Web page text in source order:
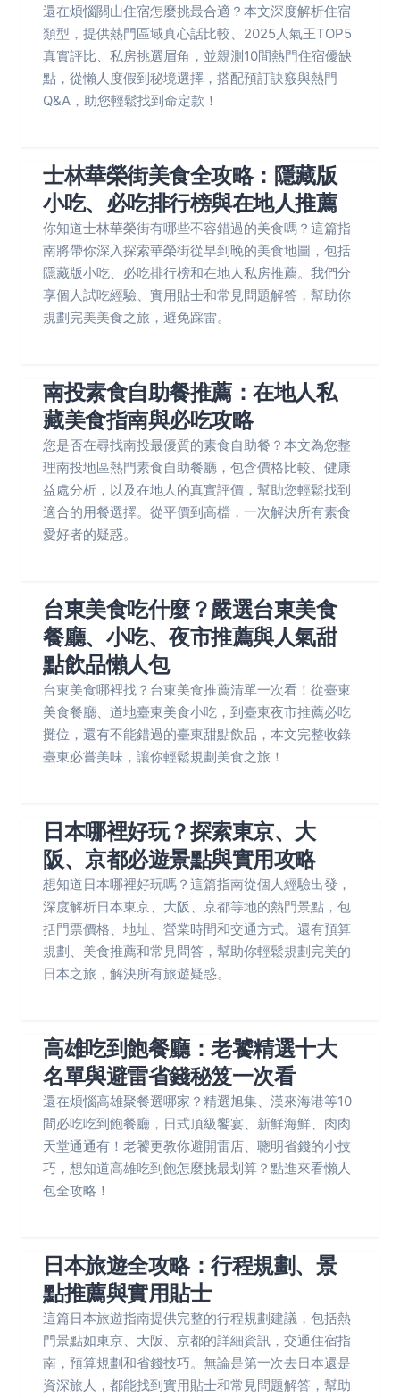
還在煩惱關山住宿怎麼挑最合適？本文深度解析住宿
類型，提供熱門區域真心話比較、2025人氣王TOP5
真實評比、私房挑選眉角，並親測10間熱門住宿優缺
點，從懶人度假到秘境選擇，搭配預訂訣竅與熱門
Q&A，助您輕鬆找到命定款！
士林華榮街美食全攻略：隱藏版
小吃、必吃排行榜與在地人推薦
你知道士林華榮街有哪些不容錯過的美食嗎？這篇指
南將帶你深入探索華榮街從早到晚的美食地圖，包括
隱藏版小吃、必吃排行榜和在地人私房推薦。我們分
享個人試吃經驗、實用貼士和常見問題解答，幫助你
規劃完美美食之旅，避免踩雷。
南投素食自助餐推薦：在地人私
藏美食指南與必吃攻略
您是否在尋找南投最優質的素食自助餐？本文為您整
理南投地區熱門素食自助餐廳，包含價格比較、健康
益處分析，以及在地人的真實評價，幫助您輕鬆找到
適合的用餐選擇。從平價到高檔，一次解決所有素食
愛好者的疑惑。
台東美食吃什麼？嚴選台東美食
餐廳、小吃、夜市推薦與人氣甜
點飲品懶人包
台東美食哪裡找？台東美食推薦清單一次看！從臺東
美食餐廳、道地臺東美食小吃，到臺東夜市推薦必吃
攤位，還有不能錯過的臺東甜點飲品，本文完整收錄
臺東必嘗美味，讓你輕鬆規劃美食之旅！
日本哪裡好玩？探索東京、大
阪、京都必遊景點與實用攻略
想知道日本哪裡好玩嗎？這篇指南從個人經驗出發，
深度解析日本東京、大阪、京都等地的熱門景點，包
括門票價格、地址、營業時間和交通方式。還有預算
規劃、美食推薦和常見問答，幫助你輕鬆規劃完美的
日本之旅，解決所有旅遊疑惑。
高雄吃到飽餐廳：老饕精選十大
名單與避雷省錢秘笈一次看
還在煩惱高雄聚餐選哪家？精選旭集、漢來海港等10
間必吃吃到飽餐廳，日式頂級饗宴、新鮮海鮮、肉肉
天堂通通有！老饕更教你避開雷店、聰明省錢的小技
巧，想知道高雄吃到飽怎麼挑最划算？點進來看懶人
包全攻略！
日本旅遊全攻略：行程規劃、景
點推薦與實用貼士
這篇日本旅遊指南提供完整的行程規劃建議，包括熱
門景點如東京、大阪、京都的詳細資訊，交通住宿指
南，預算規劃和省錢技巧。無論是第一次去日本還是
資深旅人，都能找到實用貼士和常見問題解答，幫助